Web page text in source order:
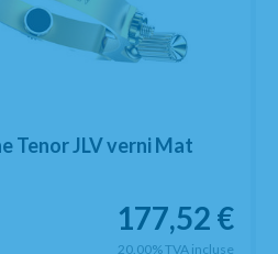
Tenor JLV verni Mat
177,52 €
20.00%TVA incluse